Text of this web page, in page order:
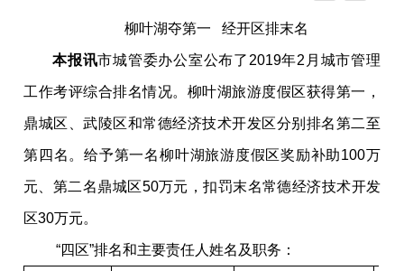
柳叶湖夺第一 经开区排末名
本报讯市城管委办公室公布了2019年2 月城市管理
工作考评综合排名情况。 柳叶湖旅游度假区获得第一，
鼎城区、武陵区和常德经济技术开发区分别排名第二至
第 四名 。给予第一名柳叶湖旅游度假区奖励补助100万
元、第二名鼎城区50万元，扣罚末名常德经济技术开发
区30万元。
“四区”排名和主要责任人姓名及职务：